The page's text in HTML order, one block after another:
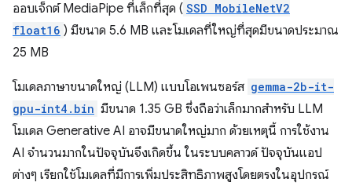
ออบเจ็กต์ MediaPipe ที่เล็กที่สุด ( SSD MobileNetV2
float16 ) มีขนาด 5.6 MB และโมเดลที่ใหญ่ที่สุดมีขนาดประมาณ
25 MB
โมเดลภาษาขนาดใหญ่ (LLM) แบบโอเพนซอร์ส gemma-2b-it-
gpu-int4.bin มีขนาด 1.35 GB ซึ่งถือว่าเล็กมากสำหรับ LLM
โมเดล Generative AI อาจมีขนาดใหญ่มาก ด้วยเหตุนี้ การใช้งาน
AI จำนวนมากในปัจจุบันจึงเกิดขึ้น ในระบบคลาวด์ ปัจจุบันแอป
ต่างๆ เรียกใช้โมเดลที่มีการเพิ่มประสิทธิภาพสูงโดยตรงในอุปกรณ์